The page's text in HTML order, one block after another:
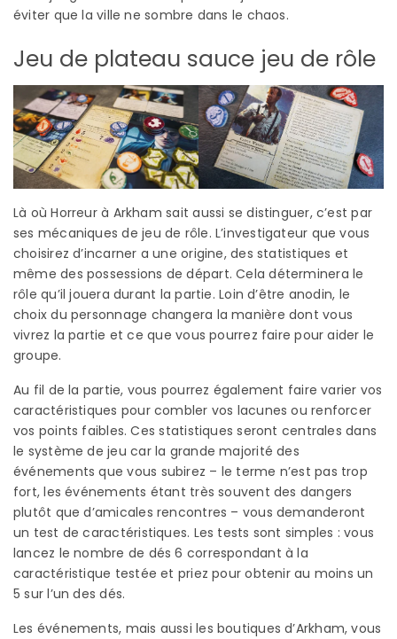
éviter que la ville ne sombre dans le chaos.
Jeu de plateau sauce jeu de rôle
Là où Horreur à Arkham sait aussi se distinguer, c’est par
ses mécaniques de jeu de rôle. L’investigateur que vous
choisirez d’incarner a une origine, des statistiques et
même des possessions de départ. Cela déterminera le
rôle qu’il jouera durant la partie. Loin d’être anodin, le
choix du personnage changera la manière dont vous
vivrez la partie et ce que vous pourrez faire pour aider le
groupe.
Au fil de la partie, vous pourrez également faire varier vos
caractéristiques pour combler vos lacunes ou renforcer
vos points faibles. Ces statistiques seront centrales dans
le système de jeu car la grande majorité des
événements que vous subirez – le terme n’est pas trop
fort, les événements étant très souvent des dangers
plutôt que d’amicales rencontres – vous demanderont
un test de caractéristiques. Les tests sont simples : vous
lancez le nombre de dés 6 correspondant à la
caractéristique testée et priez pour obtenir au moins un
5 sur l’un des dés.
Les événements, mais aussi les boutiques d’Arkham, vous